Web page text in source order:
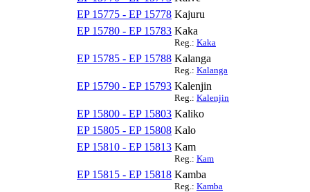
EP 15775 - EP 15778 Kajuru
EP 15780 - EP 15783 Kaka
Reg.: Kaka
EP 15785 - EP 15788 Kalanga
Reg.: Kalanga
EP 15790 - EP 15793 Kalenjin
Reg.: Kalenjin
EP 15800 - EP 15803 Kaliko
EP 15805 - EP 15808 Kalo
EP 15810 - EP 15813 Kam
Reg.: Kam
EP 15815 - EP 15818 Kamba
Reg.: Kamba